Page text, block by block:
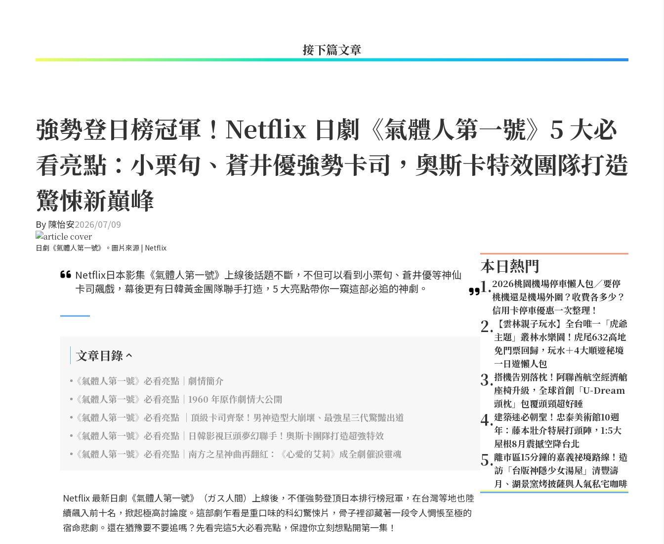
接下篇文章
強勢登日榜冠軍！Netflix 日劇《氣體人第一號》5 大必
看亮點：小栗旬、蒼井優強勢卡司，奧斯卡特效團隊打造
驚悚新巔峰
By陳怡安2026/07/09
日劇《氣體人第一號》。圖片來源 | Netflix
Netflix日本影集《氣體人第一號》上線後話題不斷，不但可以看到小栗旬、蒼井優等神仙
卡司飆戲，幕後更有日韓黃金團隊聯手打造，5 大亮點帶你一窺這部必追的神劇。
文章目錄
《氣體人第一號》必看亮點｜劇情簡介
《氣體人第一號》必看亮點｜1960 年原作劇情大公開
《氣體人第一號》必看亮點 ｜頂級卡司齊聚！男神造型大崩壞、最強星三代驚豔出道
《氣體人第一號》必看亮點｜日韓影視巨頭夢幻聯手！奧斯卡團隊打造超強特效
《氣體人第一號》必看亮點｜南方之星神曲再翻紅：《心愛的艾莉》成全劇催淚靈魂
Netflix 最新日劇《氣體人第一號》（ガス人間）上線後，不僅強勢登頂日本排行榜冠軍，在台灣等地也陸
續飆入前十名，掀起極高討論度。這部劇乍看是重口味的科幻驚悚片，骨子裡卻藏著一段令人惆悵至極的
宿命悲劇。還在猶豫要不要追嗎？先看完這5大必看亮點，保證你立刻想點開第一集！
本日熱門
1.2026桃園機場停車懶人包／要停
桃機還是機場外圍？收費各多少？
信用卡停車優惠一次整理！
2. 【雲林親子玩水】全台唯一「虎爺
主題」叢林水樂園！虎尾632高地
免門票回歸，玩水＋4大順遊秘境
一日遊懶人包
3.搭機告別落枕！阿聯酋航空經濟艙
座椅升級，全球首創「U-Dream
頭枕」包覆頭頸超好睡
4.建築迷必朝聖！忠泰美術館10週
年：藤本壯介特展打頭陣，1:5大
屋根8月震撼空降台北
5.離市區15分鐘的嘉義祕境路線！造
訪「台版神隱少女湯屋」清豐濤
月、湖景窯烤披薩與人氣私宅咖啡